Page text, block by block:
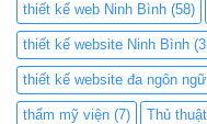
thiết kế web Ninh Bình (58)
thiết kế website Ninh Bình
thiết kế website đa ngôn
thẩm mỹ viện (7) Thủ